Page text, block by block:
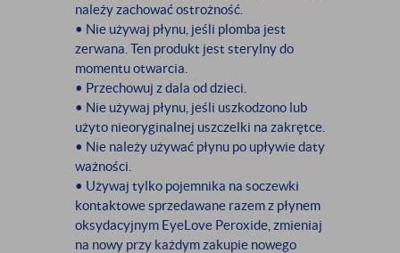
należy zachować ostrożność.
• Nie używaj płynu, jeśli plomba jest
zerwana. Ten produkt jest sterylny do
momentu otwarcia.
• Przechowuj z dala od dzieci.
• Nie używaj płynu, jeśli uszkodzono lub
użyto nieoryginalnej uszczelki na zakrętce.
• Nie należy używać płynu po upływie daty
ważności.
• Używaj tylko pojemnika na soczewki
kontaktowe sprzedawane razem z płynem
oksydacyjnym EyeLove Peroxide, zmieniaj
na nowy przy każdym zakupie nowego